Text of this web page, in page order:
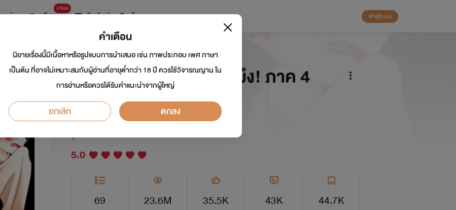
การ์ตูน
มาใหม่
ดรีมแชท ธัญลิสต์ ค้นหา เข้าสู่ระบบ
รักโคตรๆ...โหดอย่างมึง! ภาค 4
[Yaoi]
นักเขียน:ยอนิม
Y
5.0
69 23.6M 35.5K 43K 44.7K
คำเตือน
นิยายเรื่องนี้มีเนื้อหาหรือรูปแบบการนำเสนอ เช่น ภาพประกอบ เพศ ภาษา
เป็นต้น ที่อาจไม่เหมาะสมกับผู้อ่านที่อายุต่ำกว่า 18 ปี ควรใช้วิจารณญาน ใน
การอ่านหรือควรได้รับคำแนะนำจากผู้ใหญ่
ยกเลิก ตกลง